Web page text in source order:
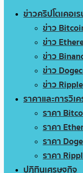
ข่าวคริปโตเคอเ
ข่าว
ข่าว
ข่าว
ข่าว
ข่าว
ราคาและการวิเ
ราคา
ราคา
ราคา
ราคา
ปฏิทินเศรษฐกิจ